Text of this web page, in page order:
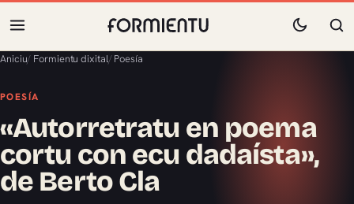
Aniciu/ Formientu dixital/ Poesía
POESÍA
«Autorretratu en poema
cortu con ecu dadaísta»,
de Berto Cla